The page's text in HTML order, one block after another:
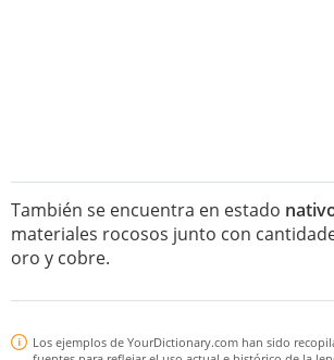
También se encuentra en estado
materiales rocosos junto con
oro y cobre.
Los ejemplos de YourDictionary.com han sido